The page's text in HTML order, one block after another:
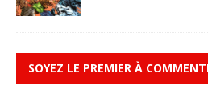
SOYEZ LE PREMIER À